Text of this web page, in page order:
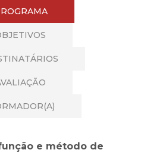
e método de